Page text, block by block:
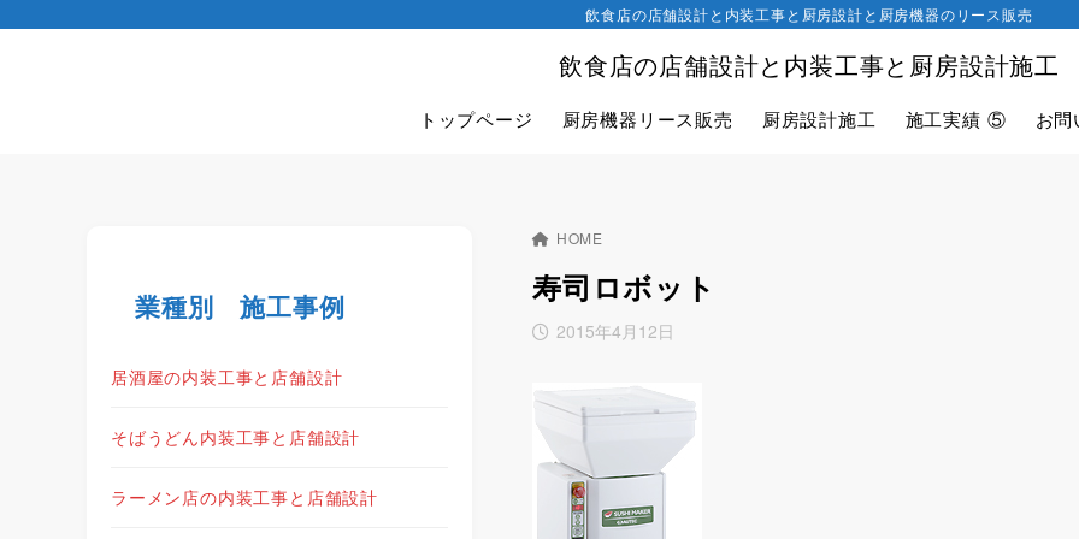
飲食店の店舗設計と内装工事と厨房設計施工
飲食店の店舗設計と内装工事と厨房設計と厨房機器のリース販売
トップページ 厨房機器リース販売 厨房設計施工 施工実績 ⑤ お
HOME
寿司ロボット
2015年4月12日
業種別 施工事例
居酒屋の内装工事と店舗設計
そばうどん内装工事と店舗設計
ラーメン店の内装工事と店舗設計